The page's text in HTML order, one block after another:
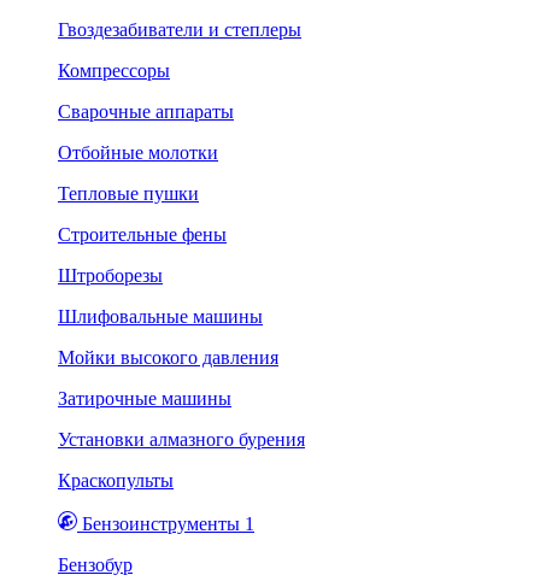
Гвоздезабиватели и степлеры
Компрессоры
Сварочные аппараты
Отбойные молотки
Тепловые пушки
Строительные фены
Штроборезы
Шлифовальные машины
Мойки высокого давления
Затирочные машины
Установки алмазного бурения
Краскопульты
Бензоинструменты 1
Бензобур